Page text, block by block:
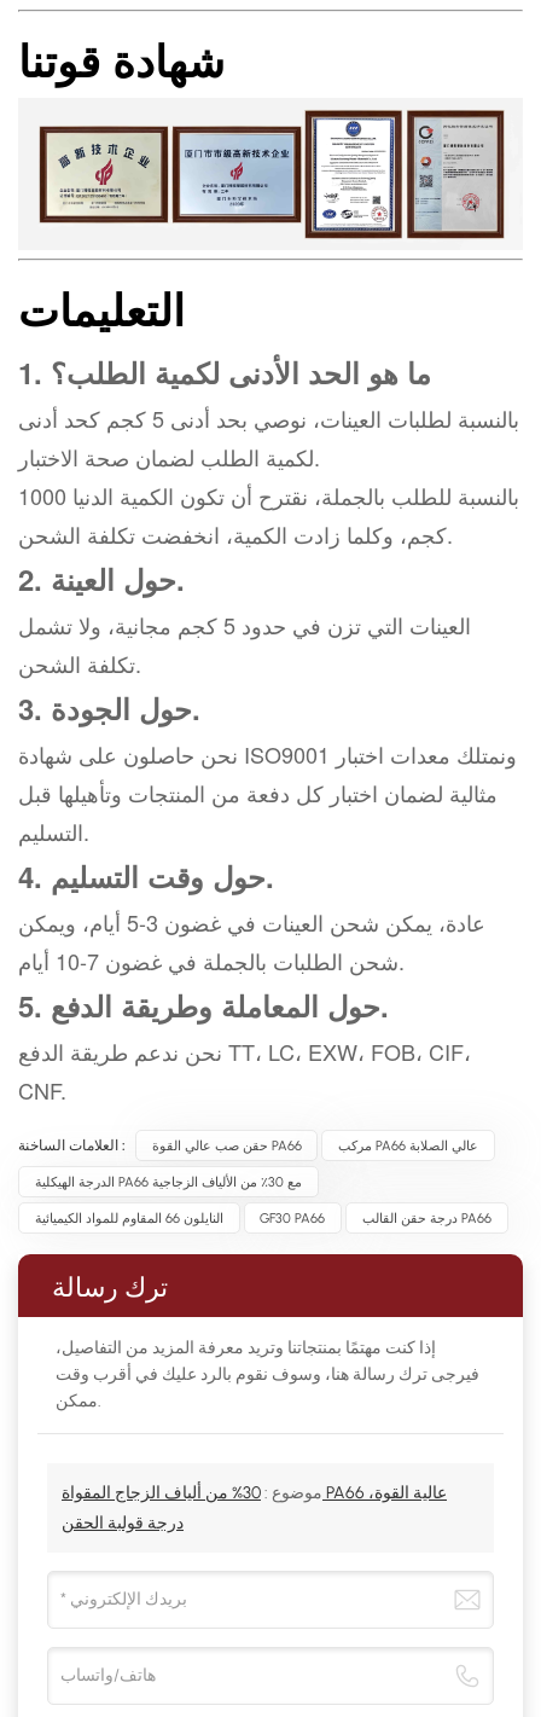
شهادة قوتنا
التعليمات
1. ما هو الحد الأدنى لكمية الطلب؟
بالنسبة لطلبات العينات، نوصي بحد أدنى 5 كجم كحد أدنى
لكمية الطلب لضمان صحة الاختبار.
بالنسبة للطلب بالجملة، نقترح أن تكون الكمية الدنيا 1000
كجم، وكلما زادت الكمية، انخفضت تكلفة الشحن.
2. حول العينة.
العينات التي تزن في حدود 5 كجم مجانية، ولا تشمل
تكلفة الشحن.
3. حول الجودة.
نحن حاصلون على شهادة ISO9001 ونمتلك معدات اختبار
مثالية لضمان اختبار كل دفعة من المنتجات وتأهيلها قبل
التسليم.
4. حول وقت التسليم.
عادة، يمكن شحن العينات في غضون 3-5 أيام، ويمكن
شحن الطلبات بالجملة في غضون 7-10 أيام.
5. حول المعاملة وطريقة الدفع.
نحن ندعم طريقة الدفع TT، LC، EXW، FOB، CIF،
CNF.
العلامات الساخنة : حقن صب عالي القوة PA66 مركب PA66 عالي الصلابة
الدرجة الهيكلية PA66 مع 30٪ من الألياف الزجاجية
النايلون 66 المقاوم للمواد الكيميائية GF30 PA66 درجة حقن القالب PA66
ترك رسالة
إذا كنت مهتمًا بمنتجاتنا وتريد معرفة المزيد من التفاصيل،
فيرجى ترك رسالة هنا، وسوف نقوم بالرد عليك في أقرب وقت
ممكن.
موضوع :
30% من ألياف الزجاج المقواة PA66 عالية القوة،
درجة قولبة الحقن